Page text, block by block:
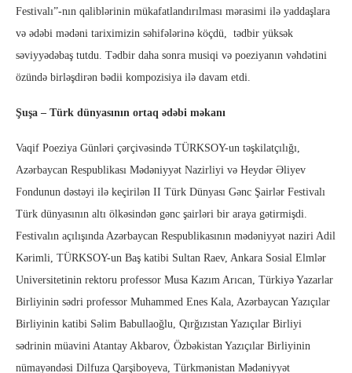
Festivalı”-nın qaliblərinin mükafatlandırılması mərasimi ilə yaddaşlara
və ədəbi mədəni tariximizin səhifələrinə köçdü, tədbir yüksək
səviyyədəbaş tutdu. Tədbir daha sonra musiqi və poeziyanın vəhdətini
özündə birləşdirən bədii kompozisiya ilə davam etdi.
Şuşa – Türk dünyasının ortaq ədəbi məkanı
Vaqif Poeziya Günləri çərçivəsində TÜRKSOY-un təşkilatçılığı,
Azərbaycan Respublikası Mədəniyyət Nazirliyi və Heydər Əliyev
Fondunun dəstəyi ilə keçirilən II Türk Dünyası Gənc Şairlər Festivalı
Türk dünyasının altı ölkəsindən gənc şairləri bir araya gətirmişdi.
Festivalın açılışında Azərbaycan Respublikasının mədəniyyət naziri Adil
Kərimli, TÜRKSOY-un Baş katibi Sultan Raev, Ankara Sosial Elmlər
Universitetinin rektoru professor Musa Kazım Arıcan, Türkiyə Yazarlar
Birliyinin sədri professor Muhammed Enes Kala, Azərbaycan Yazıçılar
Birliyinin katibi Səlim Babullaoğlu, Qırğızıstan Yazıçılar Birliyi
sədrinin müavini Atantay Akbarov, Özbəkistan Yazıçılar Birliyinin
nümayəndəsi Dilfuza Qarşiboyeva, Türkmənistan Mədəniyyət